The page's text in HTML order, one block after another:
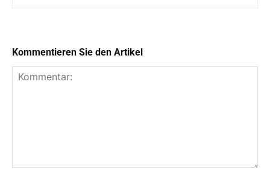
Kommentieren Sie den Artikel